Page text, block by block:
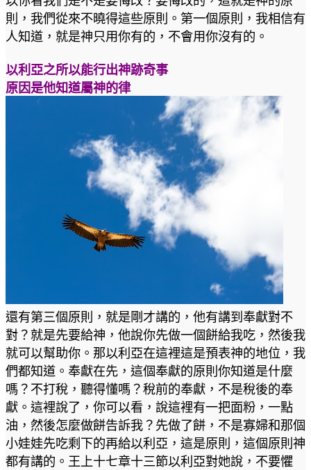
則，我們從來不曉得這些原則。第一個原則，我相信有
人知道，就是神只用你有的，不會用你沒有的。
以利亞之所以能行出神跡奇事
原因是他知道屬神的律
還有第三個原則，就是剛才講的，他有講到奉獻對不
對？就是先要給神，他說你先做一個餅給我吃，然後我
就可以幫助你。那以利亞在這裡這是預表神的地位，我
們都知道。奉獻在先，這個奉獻的原則你知道是什麼
嗎？不打稅，聽得懂嗎？稅前的奉獻，不是稅後的奉
獻。這裡說了，你可以看，說這裡有一把面粉，一點
油，然後怎麼做餅告訴我？先做了餅，不是寡婦和那個
小娃娃先吃剩下的再給以利亞，這是原則，這個原則神
都有講的。王上十七章十三節以利亞對她說，不要懼